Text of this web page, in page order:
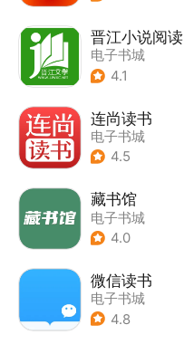
晋江小说阅读
电子书城
4.1
连尚读书
电子书城
4.5
藏书馆
电子书城
4.0
微信读书
电子书城
4.8